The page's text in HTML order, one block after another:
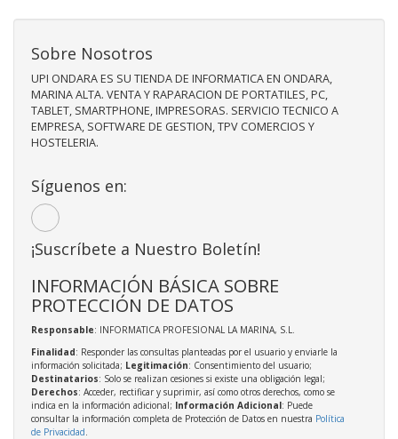
Sobre Nosotros
UPI ONDARA ES SU TIENDA DE INFORMATICA EN ONDARA,
MARINA ALTA. VENTA Y RAPARACION DE PORTATILES, PC,
TABLET, SMARTPHONE, IMPRESORAS. SERVICIO TECNICO A
EMPRESA, SOFTWARE DE GESTION, TPV COMERCIOS Y
HOSTELERIA.
Síguenos en:
¡Suscríbete a Nuestro Boletín!
INFORMACIÓN BÁSICA SOBRE
PROTECCIÓN DE DATOS
Responsable: INFORMATICA PROFESIONAL LA MARINA, S.L.
Finalidad: Responder las consultas planteadas por el usuario y enviarle la
información solicitada; Legitimación: Consentimiento del usuario;
Destinatarios: Solo se realizan cesiones si existe una obligación legal;
Derechos: Acceder, rectificar y suprimir, así como otros derechos, como se
indica en la información adicional; Información Adicional: Puede
consultar la información completa de Protección de Datos en nuestra Política
de Privacidad